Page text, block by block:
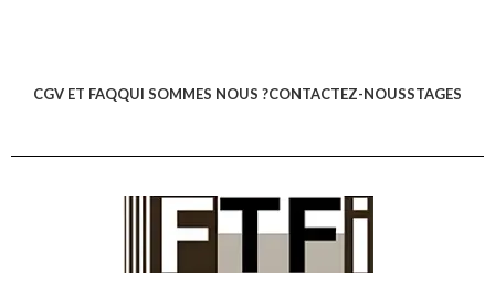
CGV ET FAQQUI SOMMES NOUS ?CONTACTEZ-NOUSSTAGES